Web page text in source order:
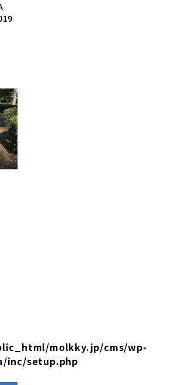
molkky.jp/cms/wp-
inc/setup.php